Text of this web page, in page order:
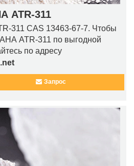
ATR-311
311 CAS 13463-67-7. Чтобы
ATR-311 по выгодной
по адресу
Запрос